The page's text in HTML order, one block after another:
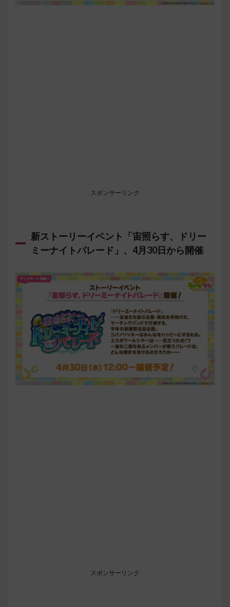
スポンサーリンク
新ストーリーイベント「宙照らす、ドリー
ミーナイトパレード」、4月30日から開催
スポンサーリンク